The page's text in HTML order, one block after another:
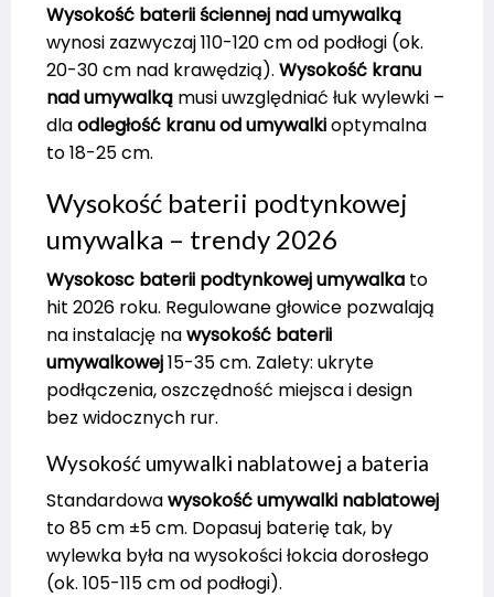
Wysokość baterii ściennej nad umywalką
wynosi zazwyczaj 110-120 cm od podłogi (ok.
20-30 cm nad krawędzią). Wysokość kranu
nad umywalką musi uwzględniać łuk wylewki –
dlaodległość kranu od umywalkioptymalna
to 18-25 cm.
Wysokość baterii podtynkowej
umywalka – trendy 2026
Wysokosc baterii podtynkowej umywalka to
hit 2026 roku. Regulowane głowice pozwalają
na instalację nawysokość baterii
umywalkowej15-35 cm. Zalety: ukryte
podłączenia, oszczędność miejsca i design
bez widocznych rur.
Wysokość umywalki nablatowej a bateria
Standardowawysokość umywalki nablatowej
to 85 cm ±5 cm. Dopasuj baterię tak, by
wylewka była na wysokości łokcia dorosłego
(ok. 105-115 cm od podłogi).